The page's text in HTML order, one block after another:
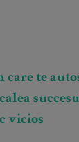
te
vicios